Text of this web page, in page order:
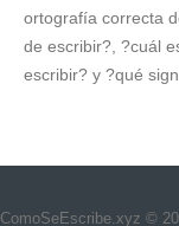
ortografía correcta
de escribir?, ?cuál
escribir? y ?qué
ComoSeEscribe.xyz ©